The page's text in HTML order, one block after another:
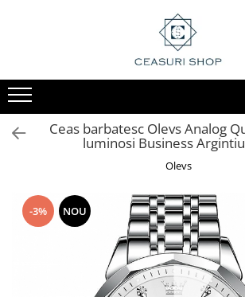
Ceas barbatesc Olevs Analog
luminosi Business
Olevs
-3% NOU